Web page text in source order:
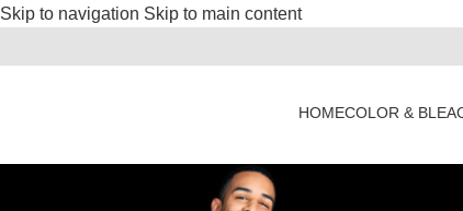
Skip to navigation Skip to main content
HOMECOLOR &